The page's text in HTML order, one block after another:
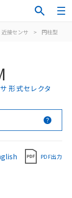
近接センサ > 円柱型
形式セレクタ
PDF出力